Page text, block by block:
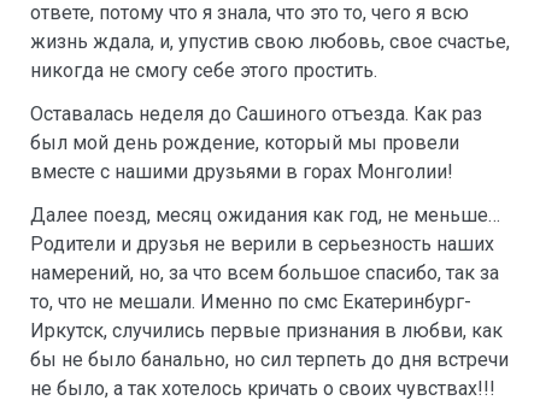
ответе, потому что я знала, что это то, чего я всю
жизнь ждала, и, упустив свою любовь, свое счастье,
никогда не смогу себе этого простить.
Оставалась неделя до Сашиного отъезда. Как раз
был мой день рождение, который мы провели
вместе с нашими друзьями в горах Монголии!
Далее поезд, месяц ожидания как год, не меньше…
Родители и друзья не верили в серьезность наших
намерений, но, за что всем большое спасибо, так за
то, что не мешали. Именно по смс Екатеринбург-
Иркутск, случились первые признания в любви, как
бы не было банально, но сил терпеть до дня встречи
не было, а так хотелось кричать о своих чувствах!!!